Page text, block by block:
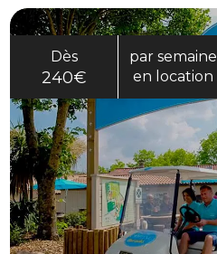
Dès
240€
par semaine
en location